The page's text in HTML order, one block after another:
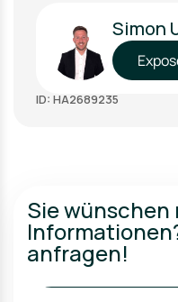
Simon
ID: HA2689235
Sie wünschen
anfragen!